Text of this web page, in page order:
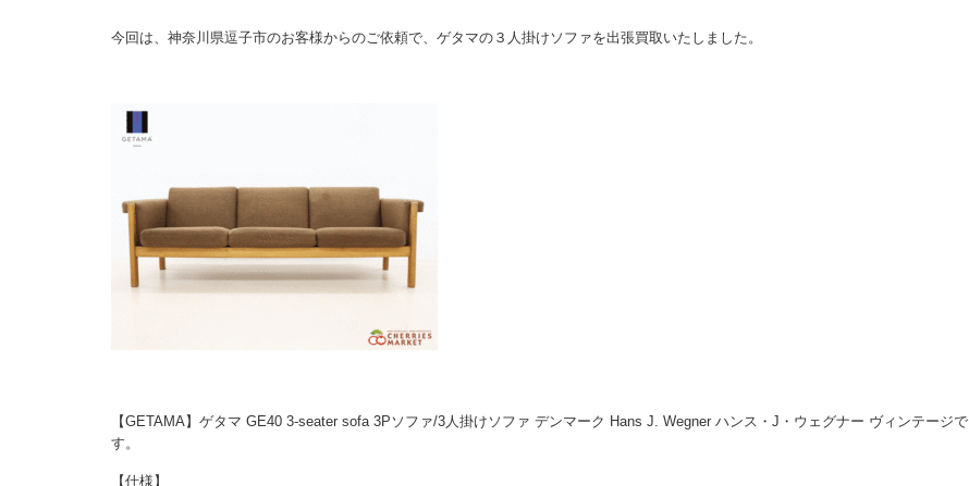
今回は、神奈川県逗子市のお客様からのご依頼で、ゲタマの３人掛けソファを出張買取いたしました。
【GETAMA】ゲタマ GE40 3-seater sofa 3Pソファ/3人掛けソファ デンマーク Hans J. Wegner ハンス・J・ウェグナー ヴィンテージで
す。
【仕様】